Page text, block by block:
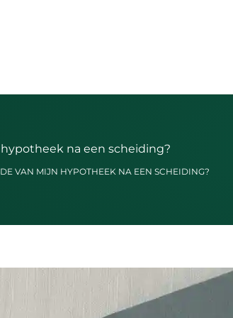
na een scheiding?
VAN MIJN HYPOTHEEK NA EEN SCHEIDING?